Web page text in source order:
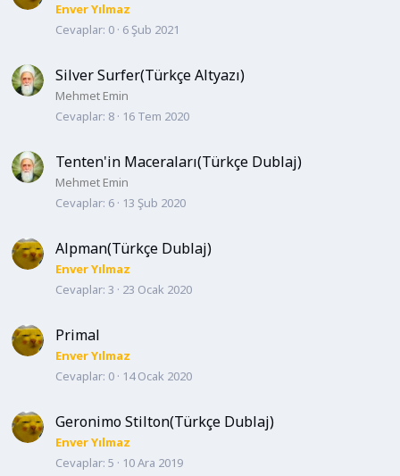
Enver Yılmaz
Cevaplar 0 6 Şub 2021
Silver Surfer(Türkçe Altyazı)
Mehmet Emin
Cevaplar 8 16 Tem 2020
Tenten'in Maceraları(Türkçe Dublaj)
Mehmet Emin
Cevaplar 6 13 Şub 2020
Alpman(Türkçe Dublaj)
Enver Yılmaz
Cevaplar 3 23 Ocak 2020
Primal
Enver Yılmaz
Cevaplar 0 14 Ocak 2020
Geronimo Stilton(Türkçe Dublaj)
Enver Yılmaz
Cevaplar 5 10 Ara 2019